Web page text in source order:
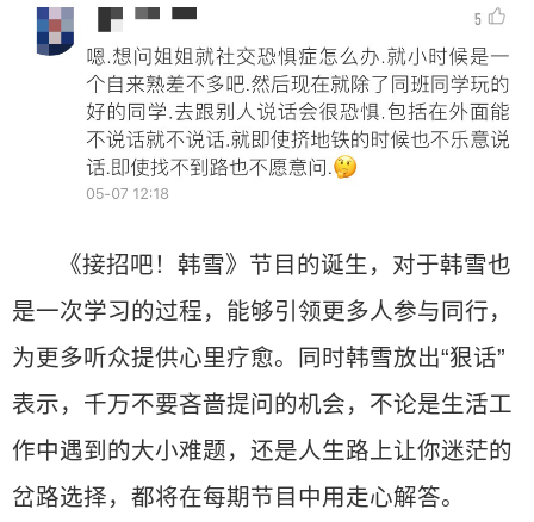
《接招吧！韩雪》节目的诞生，对于韩雪也
是一次学习的过程，能够引领更多人参与同行，
为更多听众提供心里疗愈。同时韩雪放出“狠话”
表示，千万不要吝啬提问的机会，不论是生活工
作中遇到的大小难题，还是人生路上让你迷茫的
岔路选择，都将在每期节目中用走心解答。